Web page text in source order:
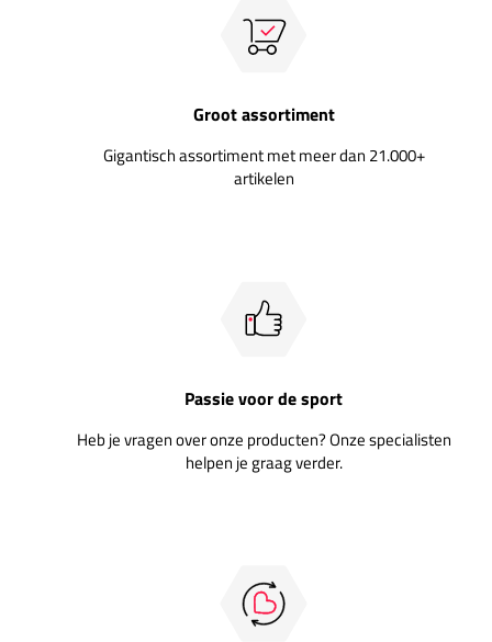
Groot assortiment
Gigantisch assortiment met meer dan 21.000+
artikelen
Passie voor de sport
Heb je vragen over onze producten? Onze specialisten
helpen je graag verder.